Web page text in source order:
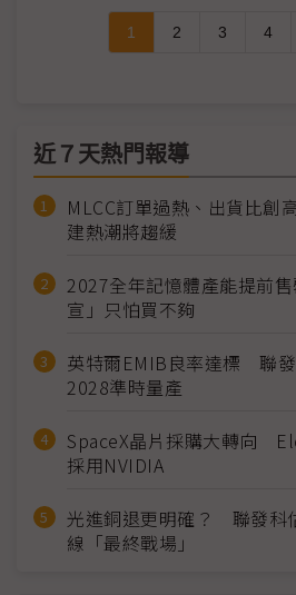
1 2 3 4
近７天熱門報導
MLCC訂單過熱、出貨比
建熱潮將趨緩
2027全年記憶體產能提前
宣」只怕買不夠
英特爾EMIB良率達標 聯發
2028準時量產
SpaceX晶片採購大轉向
採用NVIDIA
光進銅退更明確？ 聯發科
線「最終戰場」